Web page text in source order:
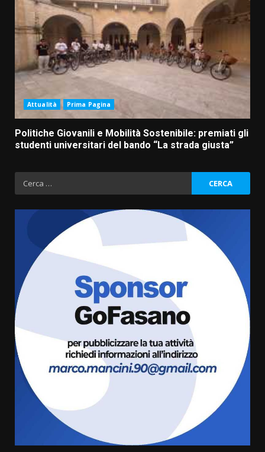
Attualità Prima Pagina
Politiche Giovanili e Mobilità Sostenibile: premiati gli
studenti universitari del bando “La strada giusta”
Ricerca
per:
Politiche Giovanili e Mobilità
Sostenibile: premiati gli studenti
universitari del bando “La strada
giusta”
8 Agosto 2026 07:15
“I Contestatori: Musica di
Rivoluzione”: nuovo
appuntamento con “Fasano in
Banda”